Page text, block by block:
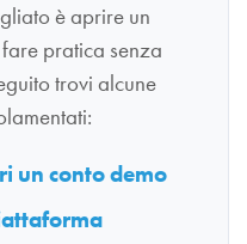
è aprire un
pratica senza
trovi alcune
un conto demo